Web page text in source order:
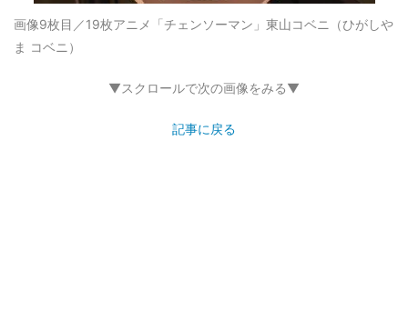
画像9枚目／19枚アニメ「チェンソーマン」東山コベニ（ひがしや
ま コベニ）
▼スクロールで次の画像をみる▼
記事に戻る